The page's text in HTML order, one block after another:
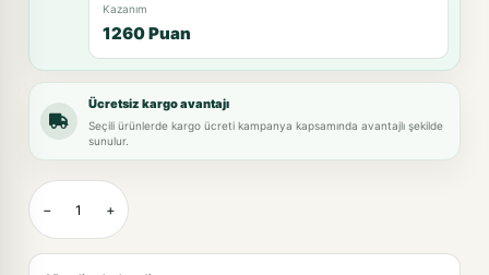
Kazanım
1260 Puan
Ücretsiz kargo avantajı
Seçili ürünlerde kargo ücreti kampanya kapsamında avantajlı şekilde
sunulur.
− +